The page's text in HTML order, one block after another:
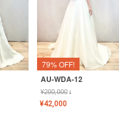
79% OFF!
AU-WDA-12
¥200,000↓
¥42,000